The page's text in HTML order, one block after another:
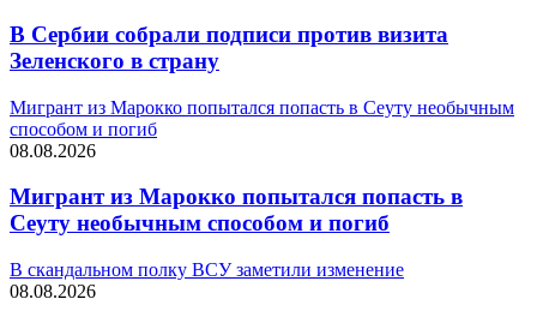
В Сербии собрали подписи против визита
Зеленского в страну
Мигрант из Марокко попытался попасть в Сеуту необычным
способом и погиб
08.08.2026
Мигрант из Марокко попытался попасть в
Сеуту необычным способом и погиб
В скандальном полку ВСУ заметили изменение
08.08.2026